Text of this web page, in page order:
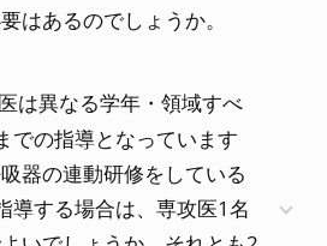
はあるのでしょうか。
は異なる学年・領域すべ
での指導となっています
器の連動研修をしている
導する場合は、専攻医1名